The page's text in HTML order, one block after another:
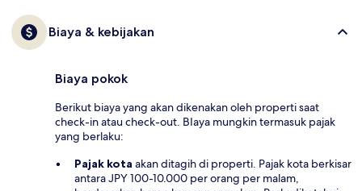
Biaya & kebijakan
Biaya pokok
Berikut biaya yang akan dikenakan oleh properti saat
check-in atau check-out. BIaya mungkin termasuk pajak
yang berlaku:
Pajak kota akan ditagih di properti. Pajak kota berkisar
antara JPY 100-10.000 per orang per malam,